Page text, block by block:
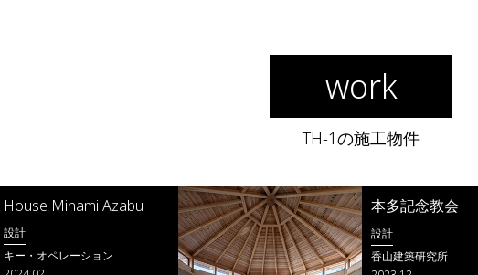
work
TH-1の施工物件
本多記念教会
設計
香山建築研究所
包の家（つつむ
設計
遠藤克彦建築研究所